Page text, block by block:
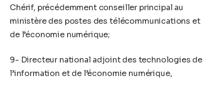
Chérif, précédemment conseiller principal au
ministère des postes des télécommunications et
de l’économie numérique;
9- Directeur national adjoint des technologies de
l’information et de l’économie numérique,